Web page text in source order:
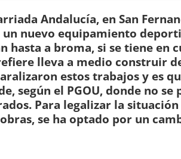
Andalucía, en San
nuevo equipamiento
hasta a broma, si se tiene en
lleva a medio construir
estos trabajos y es
según el PGOU, donde no
Para legalizar la situación
se ha optado por un